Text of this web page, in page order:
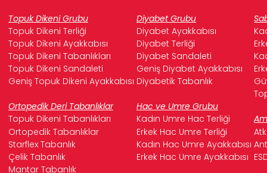
Topuk Dikeni Grubu Diyabet Grubu
Topuk Dikeni Terliği
Diyabet Ayakkabısı
Topuk Dikeni Ayakkabısı
Diyabet Terliği
Topuk Dikeni Tabanlıkları
Diyabet Sandaleti
Topuk Dikeni Sandaleti
Geniş Diyabet Ayakkabısı
Geniş Topuk Dikeni Ayakkabısı Diyabetik Tabanlık
Ortopedik Deri Tabanlıklar
Hac ve Umre Grubu
Topuk Dikeni Tabanlıkları
Kadın Umre Hac Terliği
Ortopedik Tabanlıklar
Erkek Hac Umre Terliği
Starflex Tabanlık
Kadın Hac Umre Ayakkabısı
Çelik Tabanlık
Erkek Hac Umre Ayakkabısı
Mantar Tabanlık